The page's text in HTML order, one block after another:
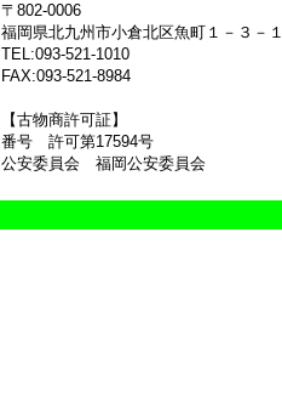
〒802-0006
福岡県北九州市小倉北区魚町１－３－１
TEL:093-521-1010
FAX:093-521-8984
【古物商許可証】
番号 許可第17594号
公安委員会 福岡公安委員会